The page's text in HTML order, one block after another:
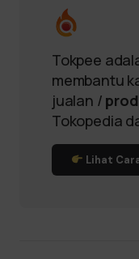
Tokpee
membantu
jualan /
Tokopedia
Lihat